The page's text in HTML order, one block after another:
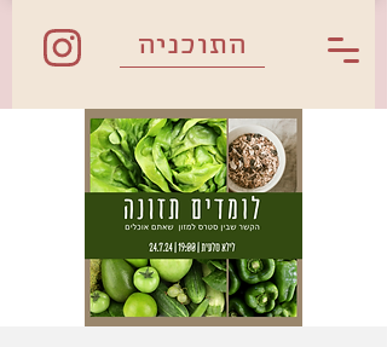
התוכניה